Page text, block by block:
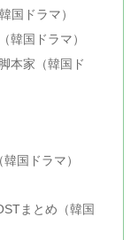
国ドラマ）
韓国ドラマ）
本家（韓国ド
国ドラマ）
まとめ（韓国